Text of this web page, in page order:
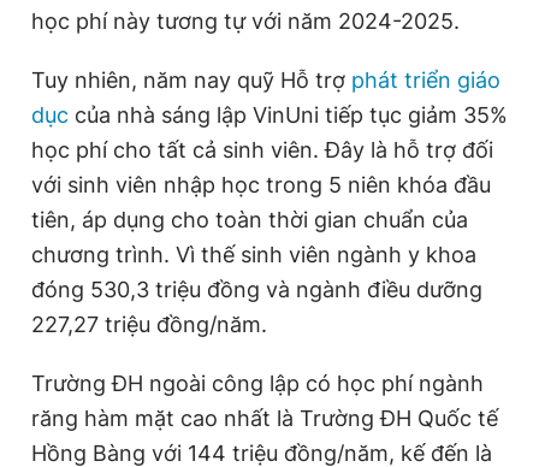
học phí này tương tự với năm 2024-2025.
Tuy nhiên, năm nay quỹ Hỗ trợ phát triển giáo
dục của nhà sáng lập VinUni tiếp tục giảm 35%
học phí cho tất cả sinh viên. Đây là hỗ trợ đối
với sinh viên nhập học trong 5 niên khóa đầu
tiên, áp dụng cho toàn thời gian chuẩn của
chương trình. Vì thế sinh viên ngành y khoa
đóng 530,3 triệu đồng và ngành điều dưỡng
227,27 triệu đồng/năm.
Trường ĐH ngoài công lập có học phí ngành
răng hàm mặt cao nhất là Trường ĐH Quốc tế
Hồng Bàng với 144 triệu đồng/năm, kế đến là